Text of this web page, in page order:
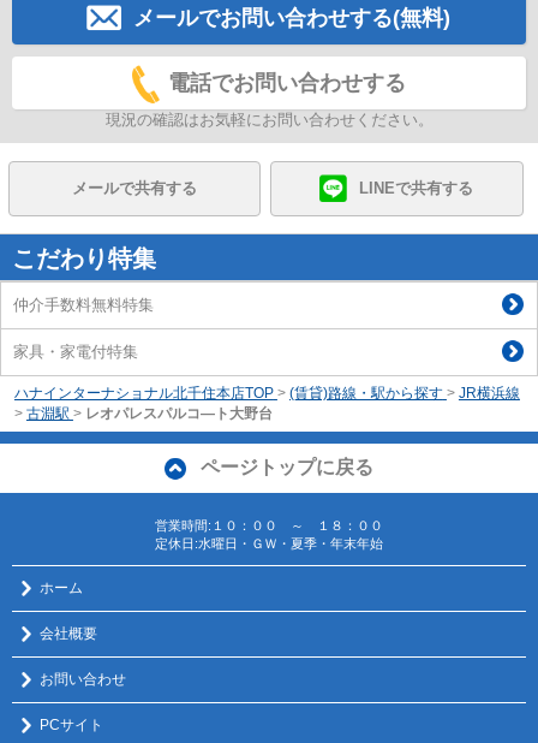
メールでお問い合わせする(無料)
電話でお問い合わせする
現況の確認はお気軽にお問い合わせください。
メールで共有する LINEで共有する
こだわり特集
仲介手数料無料特集
家具・家電付特集
ハナインターナショナル北千住本店TOP > (賃貸)路線・駅から探す > JR横浜線
> 古淵駅 > レオパレスパルコ―ト大野台
ページトップに戻る
営業時間:１０：００ ～ １８：００
定休日:水曜日・ＧＷ・夏季・年末年始
ホーム
会社概要
お問い合わせ
PCサイト